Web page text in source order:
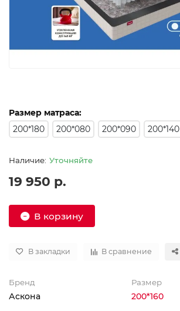
Размер матраса:
200*180
200*080 200*090 200*140
Уточняйте
19 950 р.
В корзину
В закладки В сравнение
Бренд
Аскона
Размер
200*160